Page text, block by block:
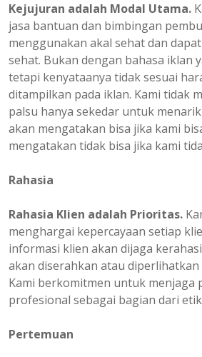
Kejujuran adalah Modal Utama.
jasa bantuan dan bimbingan
menggunakan akal sehat dan
sehat. Bukan dengan bahasa iklan
tetapi kenyataanya tidak sesuai
ditampilkan pada iklan. Kami tidak
palsu hanya sekedar untuk
akan mengatakan bisa jika kami
mengatakan tidak bisa jika kami
Rahasia
Rahasia Klien adalah Prioritas.
menghargai kepercayaan setiap
informasi klien akan dijaga
akan diserahkan atau diperlihatkan
Kami berkomitmen untuk menjaga
profesional sebagai bagian dari
Pertemuan